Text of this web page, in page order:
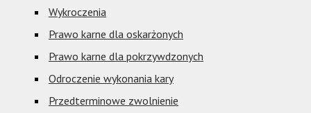
Wykroczenia
Prawo karne dla oskarżonych
Prawo karne dla pokrzywdzonych
Odroczenie wykonania kary
Przedterminowe zwolnienie